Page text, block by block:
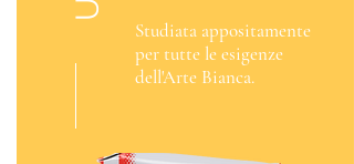
Studiata appositamente
per tutte le esigenze
dell'Arte Bianca.